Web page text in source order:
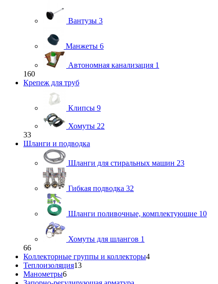
Вантузы 3
Манжеты 6
Автономная канализация 1
160
Крепеж для труб
Клипсы 9
Хомуты 22
33
Шланги и подводка
Шланги для стиральных машин 23
Гибкая подводка 32
Шланги поливочные, комплектующие 10
Хомуты для шлангов 1
66
Коллекторные группы и коллекторы4
Теплоизоляция13
Манометры6